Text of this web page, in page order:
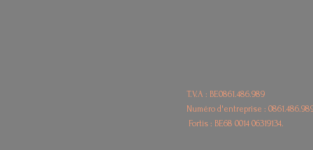
T.V.A : BE0861.486.989
Numéro d'entreprise :
Fortis : BE68 0014 06319134.